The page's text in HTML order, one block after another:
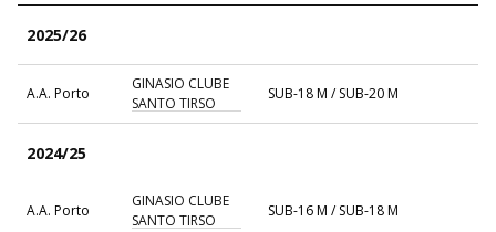
2025/26
A.A. Porto
GINASIO CLUBE
SANTO TIRSO
SUB-18 M / SUB-20 M
2024/25
A.A. Porto
GINASIO CLUBE
SANTO TIRSO
SUB-16 M / SUB-18 M